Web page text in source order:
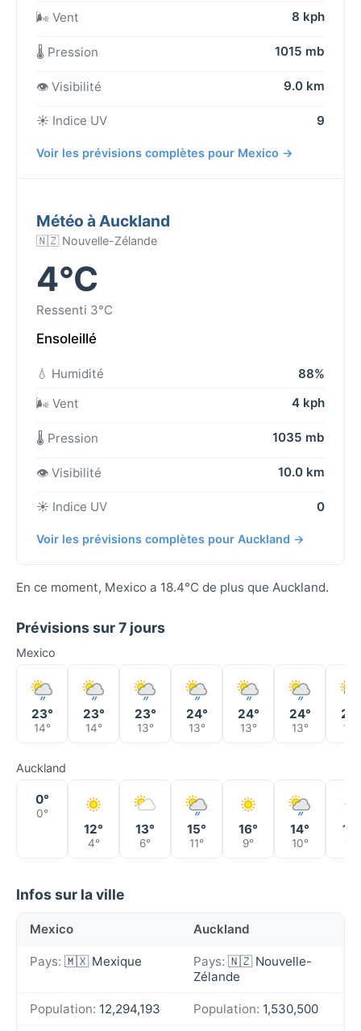
🌬️ Vent
8 kph
🌡️ Pression 1015 mb
👁️ Visibilité 9.0 km
☀️ Indice UV 9
Voir les prévisions complètes pour Mexico →
Météo à Auckland
🇳🇿 Nouvelle-Zélande
4°C
Ressenti 3°C
Ensoleillé
💧 Humidité
88%
🌬️ Vent
4 kph
🌡️ Pression 1035 mb
👁️ Visibilité 10.0 km
☀️ Indice UV 0
Voir les prévisions complètes pour Auckland →
En ce moment, Mexico a 18.4°C de plus que Auckland.
Prévisions sur 7 jours
Mexico
23°
14°
23°
14°
23°
13°
24°
13°
24°
13°
24°
13° 13°
Auckland
0°
0°
12°
4°
13°
6°
15°
11°
16°
9°
14°
10°
17°
Infos sur la ville
Mexico Auckland
Pays: 🇲🇽 Mexique Pays: 🇳🇿 Nouvelle-
Zélande
Population: 12,294,193 Population: 1,530,500